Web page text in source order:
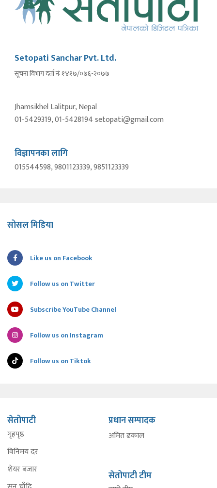
Setopati Sanchar Pvt. Ltd.
सूचना विभाग दर्ता नंः १४१७/०७६-२०७७
Jhamsikhel Lalitpur, Nepal
01-5429319, 01-5428194 setopati@gmail.com
विज्ञापनका लागि
015544598, 9801123339, 9851123339
सोसल मिडिया
Like us on Facebook
Follow us on Twitter
Subscribe YouTube Channel
Follow us on Instagram
Follow us on Tiktok
सेतोपाटी
गृहपृष्ठ
विनिमय दर
शेयर बजार
प्रधान सम्पादक
अमित ढकाल
सेतोपाटी टीम